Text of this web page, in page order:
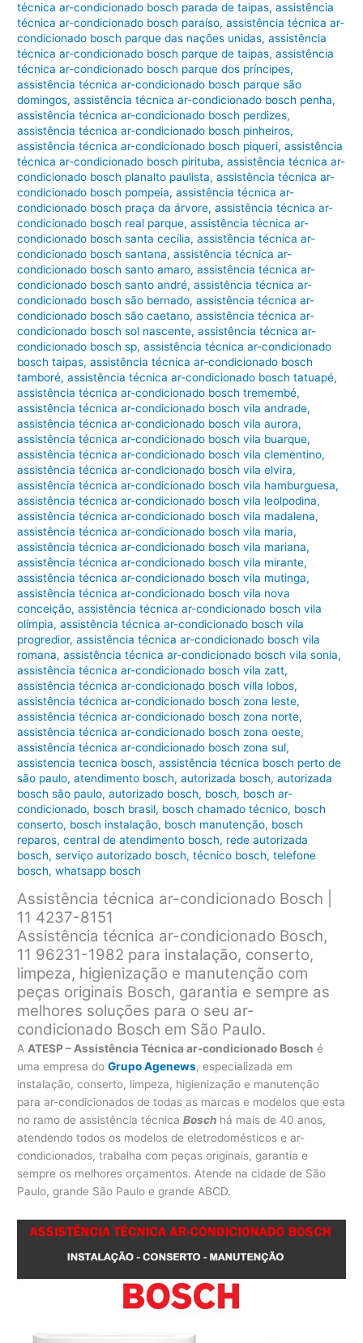
técnica ar-condicionado bosch parada de taipas,assistência
técnica ar-condicionado bosch paraíso,assistência técnica ar-
condicionado bosch parque das nações unidas,assistência
técnica ar-condicionado bosch parque de taipas,assistência
técnica ar-condicionado bosch parque dos príncipes,
assistência técnica ar-condicionado bosch parque são
domingos,assistência técnica ar-condicionado bosch penha,
assistência técnica ar-condicionado bosch perdizes,
assistência técnica ar-condicionado bosch pinheiros,
assistência técnica ar-condicionado bosch piqueri,assistência
técnica ar-condicionado bosch pirituba,assistência técnica ar-
condicionado bosch planalto paulista,assistência técnica ar-
condicionado bosch pompeia,assistência técnica ar-
condicionado bosch praça da árvore,assistência técnica ar-
condicionado bosch real parque,assistência técnica ar-
condicionado bosch santa cecília,assistência técnica ar-
condicionado bosch santana,assistência técnica ar-
condicionado bosch santo amaro,assistência técnica ar-
condicionado bosch santo andré,assistência técnica ar-
condicionado bosch são bernado,assistência técnica ar-
condicionado bosch são caetano,assistência técnica ar-
condicionado bosch sol nascente,assistência técnica ar-
condicionado bosch sp,assistência técnica ar-condicionado
bosch taipas,assistência técnica ar-condicionado bosch
tamboré,assistência técnica ar-condicionado bosch tatuapé,
assistência técnica ar-condicionado bosch tremembé,
assistência técnica ar-condicionado bosch vila andrade,
assistência técnica ar-condicionado bosch vila aurora,
assistência técnica ar-condicionado bosch vila buarque,
assistência técnica ar-condicionado bosch vila clementino,
assistência técnica ar-condicionado bosch vila elvira,
assistência técnica ar-condicionado bosch vila hamburguesa,
assistência técnica ar-condicionado bosch vila leolpodina,
assistência técnica ar-condicionado bosch vila madalena,
assistência técnica ar-condicionado bosch vila maria,
assistência técnica ar-condicionado bosch vila mariana,
assistência técnica ar-condicionado bosch vila mirante,
assistência técnica ar-condicionado bosch vila mutinga,
assistência técnica ar-condicionado bosch vila nova
conceição,assistência técnica ar-condicionado bosch vila
olímpia,assistência técnica ar-condicionado bosch vila
progredior,assistência técnica ar-condicionado bosch vila
romana,assistência técnica ar-condicionado bosch vila sonia,
assistência técnica ar-condicionado bosch vila zatt,
assistência técnica ar-condicionado bosch villa lobos,
assistência técnica ar-condicionado bosch zona leste,
assistência técnica ar-condicionado bosch zona norte,
assistência técnica ar-condicionado bosch zona oeste,
assistência técnica ar-condicionado bosch zona sul,
assistencia tecnica bosch,assistência técnica bosch perto de
são paulo,atendimento bosch,autorizada bosch,autorizada
bosch são paulo,autorizado bosch, bosch, bosch ar-
condicionado, bosch brasil, bosch chamado técnico, bosch
conserto, bosch instalação, bosch manutenção, bosch
reparos,central de atendimento bosch, rede autorizada
bosch,serviço autorizado bosch,técnico bosch,telefone
bosch,whatsapp bosch
Assistência técnica ar-condicionado Bosch |
11 4237-8151
Assistência técnica ar-condicionado Bosch,
11 96231-1982 para instalação, conserto,
limpeza, higienização e manutenção com
peças originais Bosch, garantia e sempre as
melhores soluções para o seu ar-
condicionado Bosch em São Paulo.
A ATESP – Assistência Técnica ar-condicionado Bosch é
uma empresa doGrupo Agenews, especializada em
instalação, conserto, limpeza, higienização e manutenção
para ar-condicionados de todas as marcas e modelos que esta
no ramo de assistência técnicaBosch há mais de 40 anos,
atendendo todos os modelos de eletrodomésticos e ar-
condicionados, trabalha com peças originais, garantia e
sempre os melhores orçamentos. Atende na cidade de São
Paulo, grande São Paulo e grande ABCD.